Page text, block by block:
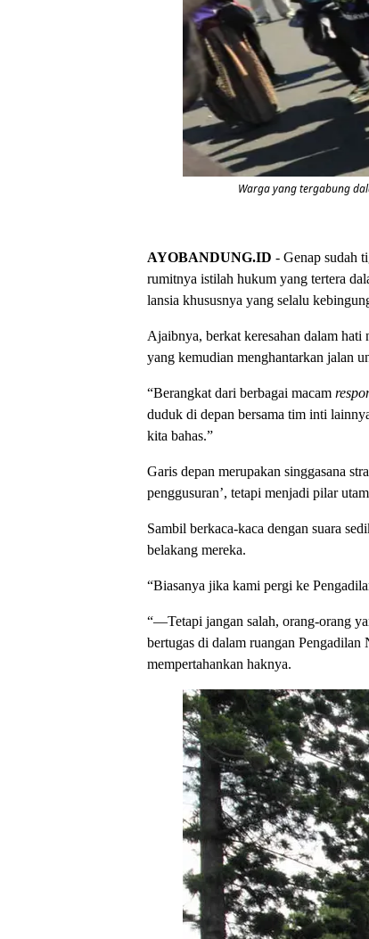
Warga yang tergabung
AYOBANDUNG.ID - Genap sudah
rumitnya istilah hukum yang tertera
lansia khususnya yang selalu
Ajaibnya, berkat keresahan dalam
yang kemudian menghantarkan jalan
“Berangkat dari berbagai macam
duduk di depan bersama tim inti
kita bahas.”
Garis depan merupakan singgasana
penggusuran’, tetapi menjadi pilar
Sambil berkaca-kaca dengan suara
belakang mereka.
“Biasanya jika kami pergi ke
“—Tetapi jangan salah, orang-orang
bertugas di dalam ruangan
mempertahankan haknya.